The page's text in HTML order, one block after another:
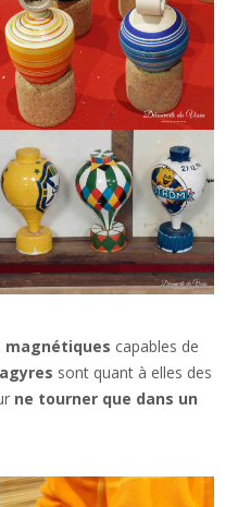
magnétiques capables de
sont quant à elles des
ne tourner que dans un